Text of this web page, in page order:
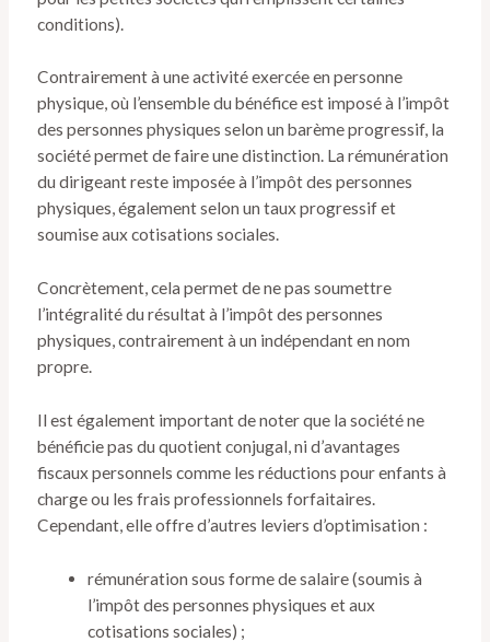
conditions).
Contrairement à une activité exercée en personne
physique, où l’ensemble du bénéfice est imposé à l’impôt
des personnes physiques selon un barème progressif, la
société permet de faire une distinction. La rémunération
du dirigeant reste imposée à l’impôt des personnes
physiques, également selon un taux progressif et
soumise aux cotisations sociales.
Concrètement, cela permet de ne pas soumettre
l’intégralité du résultat à l’impôt des personnes
physiques, contrairement à un indépendant en nom
propre.
Il est également important de noter que la société ne
bénéficie pas du quotient conjugal, ni d’avantages
fiscaux personnels comme les réductions pour enfants à
charge ou les frais professionnels forfaitaires.
Cependant, elle offre d’autres leviers d’optimisation :
rémunération sous forme de salaire (soumis à
l’impôt des personnes physiques et aux
cotisations sociales) ;